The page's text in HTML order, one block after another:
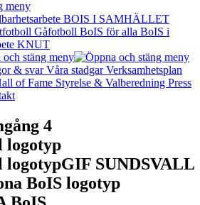
BOIS I SAMHÄLLET
Gåfotboll BoIS för alla BoIS i
KNUT
& svarVåra stadgarVerksamhetsplan
of Fame Styrelse & Valberedning Press
4
GIF SUNDSVALL